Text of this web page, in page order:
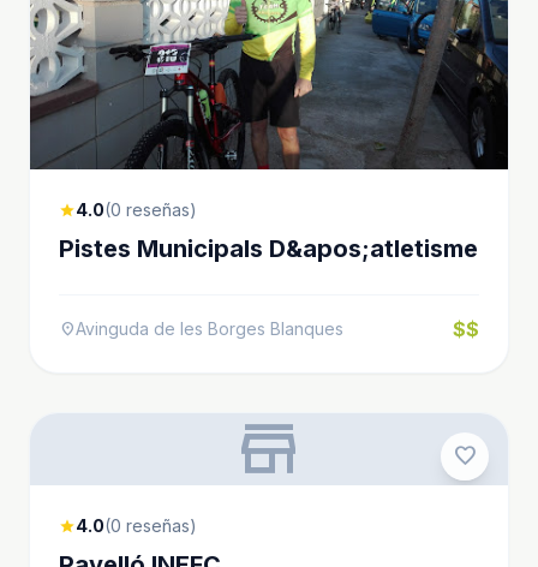
star4.0(0 reseñas)
Pistes Municipals D&apos;atletisme
location_onAvinguda de les Borges Blanques $$
favorite
store
star4.0(0 reseñas)